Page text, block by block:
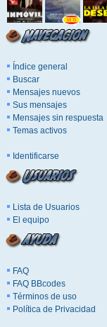
Índice general
Buscar
Mensajes nuevos
Sus mensajes
Mensajes sin respuesta
Temas activos
Identificarse
Lista de Usuarios
El equipo
FAQ
FAQ BBcodes
Términos de uso
Política de Privacidad